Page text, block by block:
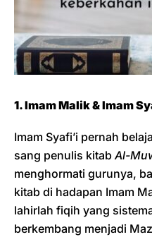
1. Imam Malik & Imam
Imam Syafi’i pernah
sang penulis kitabAl-
menghormati gurunya,
kitab di hadapan Imam
lahirlah fiqih yang
berkembang menjadi